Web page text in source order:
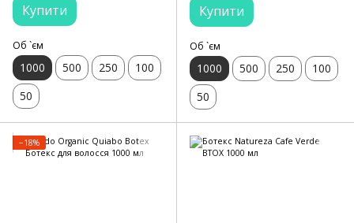
Купити
Об `єм
1000 500 250
100
50
Купити
Об `єм
1000 500 250
100
50
−18%